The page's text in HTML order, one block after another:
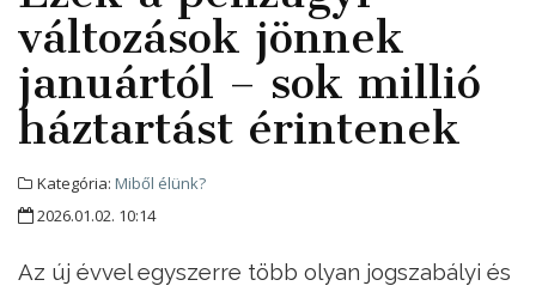
változások jönnek
januártól – sok millió
háztartást érintenek
Kategória: Miből élünk?
2026.01.02. 10:14
Az új évvel egyszerre több olyan jogszabályi és